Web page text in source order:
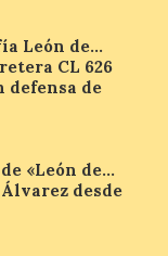
León de…
CL 626
defensa de
«León de…
desde